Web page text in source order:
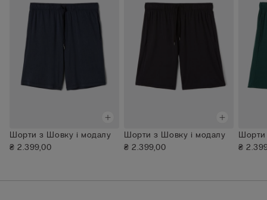
Шорти з Шовку і модалу
₴ 2.399,00
Шорти з Шовку і модалу
₴ 2.399,00
Шорти
₴